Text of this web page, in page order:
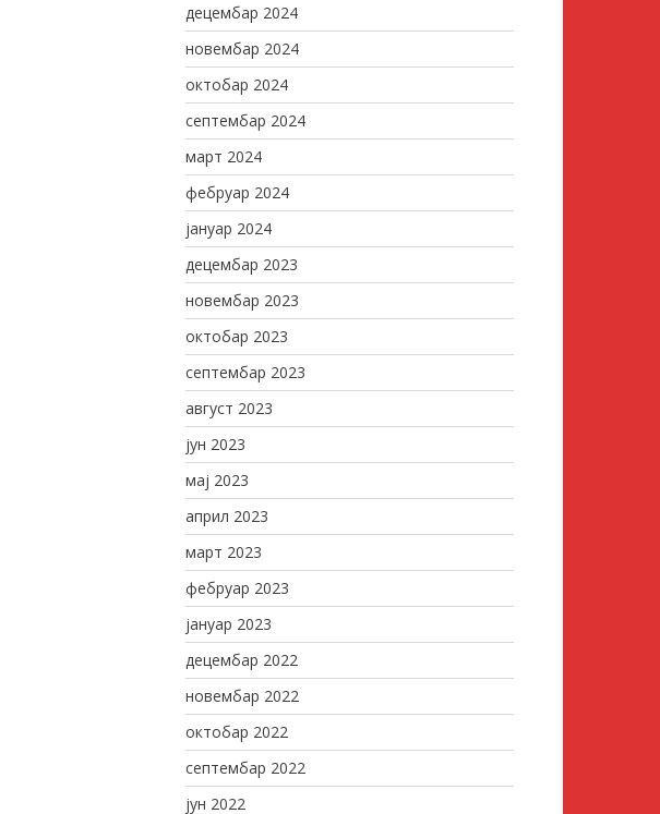
децембар 2024
новембар 2024
октобар 2024
септембар 2024
март 2024
фебруар 2024
јануар 2024
децембар 2023
новембар 2023
октобар 2023
септембар 2023
август 2023
јун 2023
мај 2023
април 2023
март 2023
фебруар 2023
јануар 2023
децембар 2022
новембар 2022
октобар 2022
септембар 2022
јун 2022